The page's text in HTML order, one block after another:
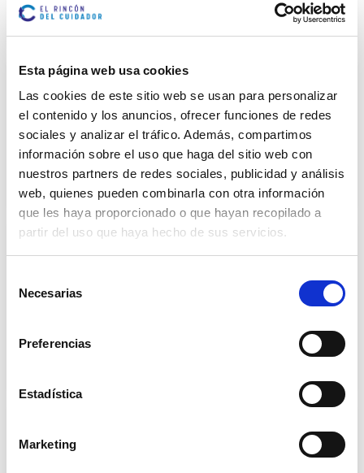
Esta página web usa cookies
Las cookies de este sitio web se usan para personalizar
el contenido y los anuncios, ofrecer funciones de redes
sociales y analizar el tráfico. Además, compartimos
información sobre el uso que haga del sitio web con
nuestros partners de redes sociales, publicidad y análisis
web, quienes pueden combinarla con otra información
que les haya proporcionado o que hayan recopilado a
partir del uso que haya hecho de sus servicios.
Necesarias
Preferencias
Estadística
Marketing
0 Saber más
Rotura de rótula en personas mayores
Una caída leve, un mal paso o un tropiezo
pueden provocar lesiones graves en la vejez.
Entre...
0 Saber más
Fractura de costilla en ancianos |
Cuidados y tratamientos
Una simple caída o un movimiento mal hecho
puede tener consecuencias graves en la
Saber más
fácil y nutritiva